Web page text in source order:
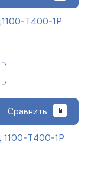
Т400-1Р
Сравнить
1100-Т400-1Р